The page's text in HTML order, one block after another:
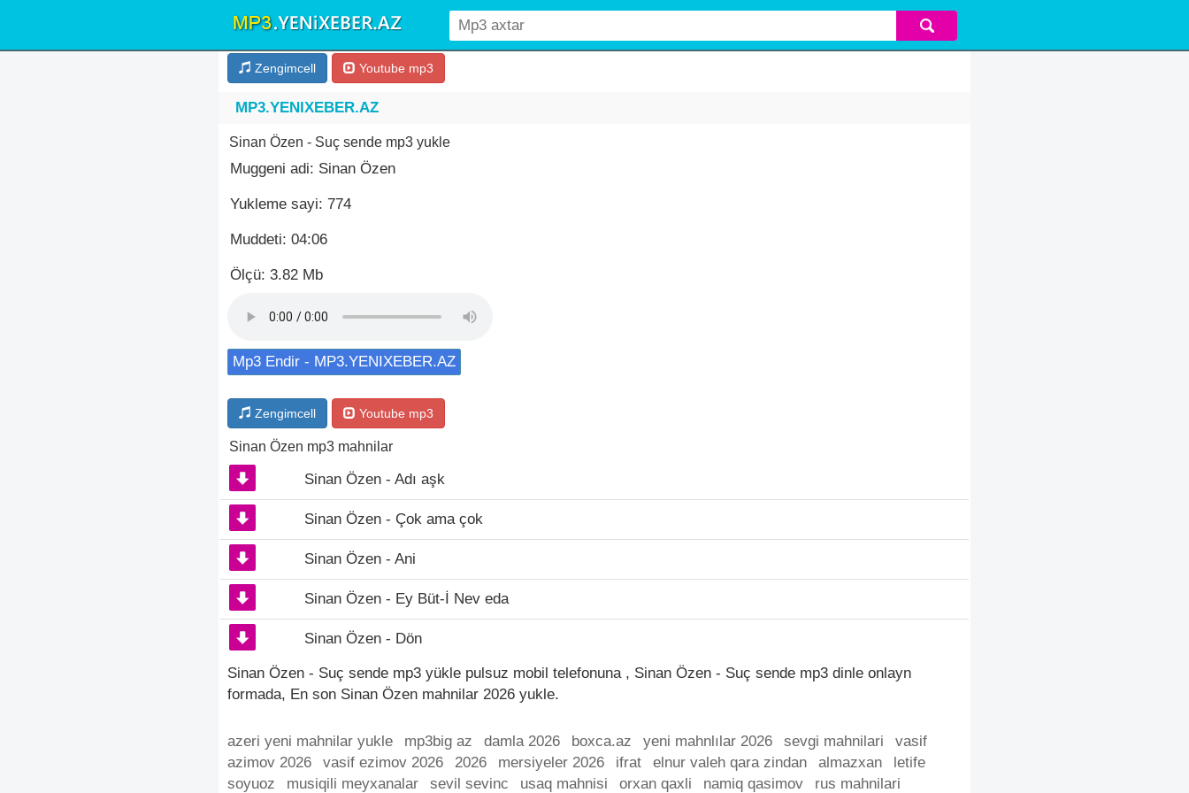
Zengimcell Youtube mp3
MP3.YENIXEBER.AZ
Sinan Özen - Suç sende mp3 yukle
Muggeni adi: Sinan Özen
Yukleme sayi: 774
Muddeti: 04:06
Ölçü: 3.82 Mb
Mp3 Endir - MP3.YENIXEBER.AZ
Zengimcell Youtube mp3
Sinan Özen mp3 mahnilar
Sinan Özen - Adı aşk
Sinan Özen - Çok ama çok
Sinan Özen - Ani
Sinan Özen - Ey Büt-İ Nev eda
Sinan Özen - Dön
Sinan Özen - Suç sende mp3 yükle pulsuz mobil telefonuna , Sinan Özen - Suç sende mp3 dinle onlayn
formada, En son Sinan Özen mahnilar 2026 yukle.
azeri yeni mahnilar yukle mp3big az damla 2026 boxca.az yeni mahnlılar 2026 sevgi mahnilari
vasif
azimov 2026
vasif ezimov 2026 2026 mersiyeler 2026 ifrat elnur valeh qara zindan almazxan
letife
soyuoz
musiqili meyxanalar sevil sevinc usaq mahnisi orxan qaxli namiq qasimov rus mahnilari